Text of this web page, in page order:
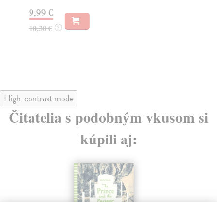
9,99 €
10,30 € ?
High-contrast mode
Čitatelia s podobným vkusom si
kúpili aj: